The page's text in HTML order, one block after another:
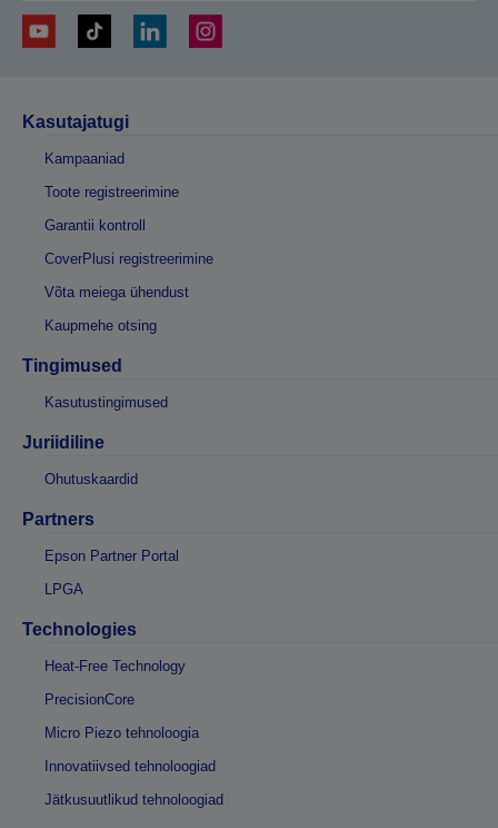
Kasutajatugi
Kampaaniad
Toote registreerimine
Garantii kontroll
CoverPlusi registreerimine
Võta meiega ühendust
Kaupmehe otsing
Tingimused
Kasutustingimused
Juriidiline
Ohutuskaardid
Partners
Epson Partner Portal
LPGA
Technologies
Heat-Free Technology
PrecisionCore
Micro Piezo tehnoloogia
Innovatiivsed tehnoloogiad
Jätkusuutlikud tehnoloogiad